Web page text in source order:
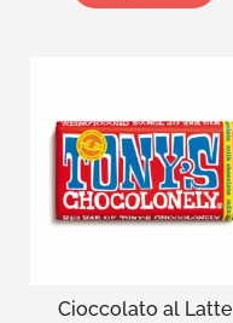
Cioccolato al Latte